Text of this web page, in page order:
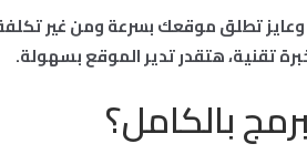
تطلق موقعك بسرعة ومن غير
تقنية، هتقدر تدير الموقع بسهولة.
بالكامل؟